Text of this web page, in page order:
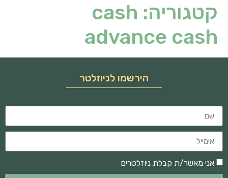
קטגוריה: cash
advance cash
הירשמו לניוזלטר
אני מאשר/ת קבלת ניוזלטרים